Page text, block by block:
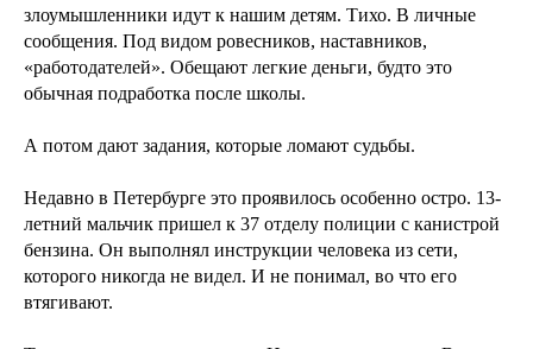
злоумышленники идут к нашим детям. Тихо. В личные
сообщения. Под видом ровесников, наставников,
«работодателей». Обещают легкие деньги, будто это
обычная подработка после школы.
А потом дают задания, которые ломают судьбы.
Недавно в Петербурге это проявилось особенно остро. 13-
летний мальчик пришел к 37 отделу полиции с канистрой
бензина. Он выполнял инструкции человека из сети,
которого никогда не видел. И не понимал, во что его
втягивают.